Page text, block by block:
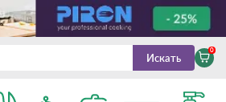
Искать
0